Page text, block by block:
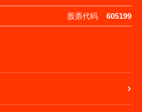
股票代码 605199